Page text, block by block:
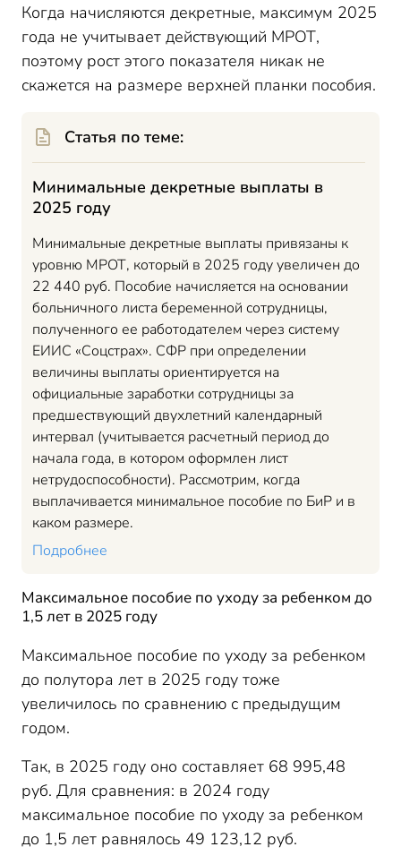
Когда начисляются декретные, максимум 2025
года не учитывает действующий МРОТ,
поэтому рост этого показателя никак не
скажется на размере верхней планки пособия.
Статья по теме:
Минимальные декретные выплаты в
2025 году
Минимальные декретные выплаты привязаны к
уровню МРОТ, который в 2025 году увеличен до
22 440 руб. Пособие начисляется на основании
больничного листа беременной сотрудницы,
полученного ее работодателем через систему
ЕИИС «Соцстрах». СФР при определении
величины выплаты ориентируется на
официальные заработки сотрудницы за
предшествующий двухлетний календарный
интервал (учитывается расчетный период до
начала года, в котором оформлен лист
нетрудоспособности). Рассмотрим, когда
выплачивается минимальное пособие по БиР и в
каком размере.
Подробнее
Максимальное пособие по уходу за ребенком до
1,5 лет в 2025 году
Максимальное пособие по уходу за ребенком
до полутора лет в 2025 году тоже
увеличилось по сравнению с предыдущим
годом.
Так, в 2025 году оно составляет 68 995,48
руб. Для сравнения: в 2024 году
максимальное пособие по уходу за ребенком
до 1,5 лет равнялось 49 123,12 руб.